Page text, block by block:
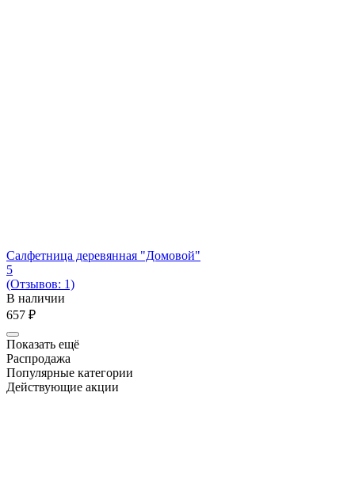
Салфетница деревянная "Домовой"
5
(Отзывов: 1)
В наличии
‍657‍ ₽
Показать ещё
Распродажа
Популярные категории
Действующие акции